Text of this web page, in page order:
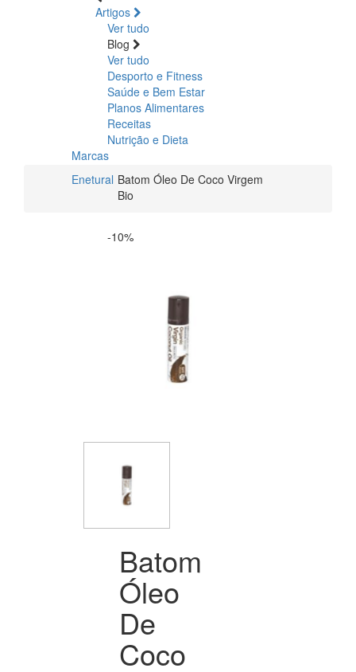
Artigos
Ver tudo
Blog
Ver tudo
Desporto e Fitness
Saúde e Bem Estar
Planos Alimentares
Receitas
Nutrição e Dieta
Marcas
Enetural Batom Óleo De Coco Virgem
Bio
-10%
Batom
Óleo
De
Coco